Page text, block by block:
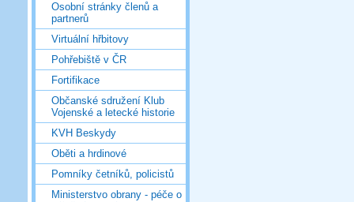
Osobní stránky členů a
partnerů
Virtuální hřbitovy
Pohřebiště v ČR
Fortifikace
Občanské sdružení Klub
Vojenské a letecké historie
KVH Beskydy
Oběti a hrdinové
Pomníky četníků, policistů
Ministerstvo obrany - péče o